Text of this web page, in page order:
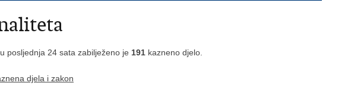
posljednja 24 sata zabilježeno je 191 kazneno djelo.
djela i zakon